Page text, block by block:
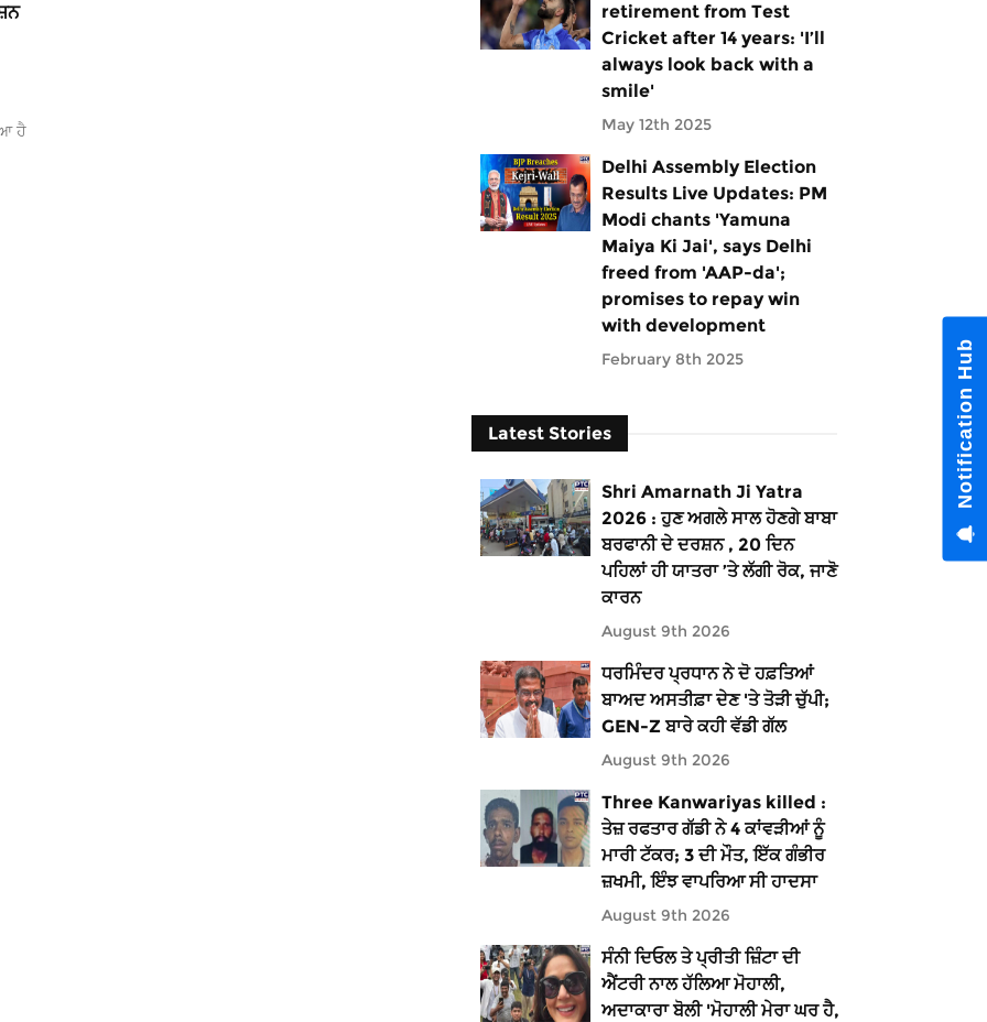
ਹੈ
retirement from Test
Cricket after 14 years: 'I’ll
always look back with a
smile'
May 12th 2025
Delhi Assembly Election
Results Live Updates: PM
Modi chants 'Yamuna
Maiya Ki Jai', says Delhi
freed from 'AAP-da';
promises to repay win
with development
February 8th 2025
Latest Stories
Shri Amarnath Ji Yatra
2026 : ਹੁਣ ਅਗਲੇ ਸਾਲ ਹੋਣਗੇ ਬਾਬਾ
ਬਰਫਾਨੀ ਦੇ ਦਰਸ਼ਨ , 20 ਦਿਨ
ਪਹਿਲਾਂ ਹੀ ਯਾਤਰਾ ’ਤੇ ਲੱਗੀ ਰੋਕ, ਜਾਣੋ
ਕਾਰਨ
August 9th 2026
ਧਰਮਿੰਦਰ ਪ੍ਰਧਾਨ ਨੇ ਦੋ ਹਫ਼ਤਿਆਂ
ਬਾਅਦ ਅਸਤੀਫ਼ਾ ਦੇਣ 'ਤੇ ਤੋੜੀ ਚੁੱਪੀ;
GEN-Z ਬਾਰੇ ਕਹੀ ਵੱਡੀ ਗੱਲ
August 9th 2026
Three Kanwariyas killed :
ਤੇਜ਼ ਰਫਤਾਰ ਗੱਡੀ ਨੇ 4 ਕਾਂਵੜੀਆਂ ਨੂੰ
ਮਾਰੀ ਟੱਕਰ; 3 ਦੀ ਮੌਤ, ਇੱਕ ਗੰਭੀਰ
ਜ਼ਖਮੀ, ਇੰਝ ਵਾਪਰਿਆ ਸੀ ਹਾਦਸਾ
August 9th 2026
ਸੰਨੀ ਦਿਓਲ ਤੇ ਪ੍ਰੀਤੀ ਜ਼ਿੰਟਾ ਦੀ
ਐਂਟਰੀ ਨਾਲ ਹੱਲਿਆ ਮੋਹਾਲੀ,
ਅਦਾਕਾਰਾ ਬੋਲੀ 'ਮੋਹਾਲੀ ਮੇਰਾ ਘਰ ਹੈ,
Notification Hub